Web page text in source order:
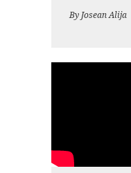
By Josean Alija